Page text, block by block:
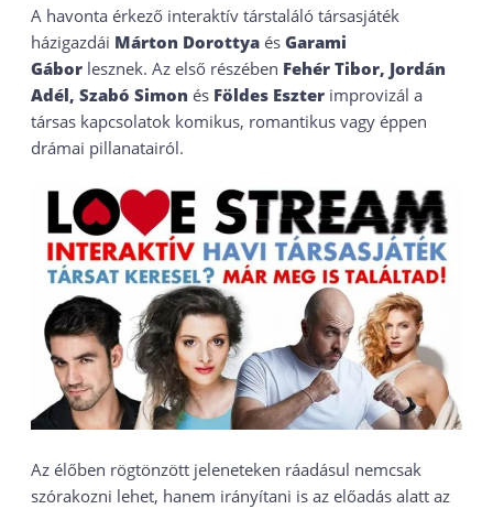
A havonta érkező interaktív társtaláló társasjáték
házigazdái Márton Dorottya és Garami
Gábor lesznek. Az első részében Fehér Tibor, Jordán
Adél, Szabó Simon és Földes Eszter improvizál a
társas kapcsolatok komikus, romantikus vagy éppen
drámai pillanatairól.
Az élőben rögtönzött jeleneteken ráadásul nemcsak
szórakozni lehet, hanem irányítani is az előadás alatt az